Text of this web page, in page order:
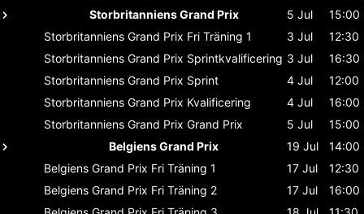
Storbritanniens Grand Prix
5 Jul
15:00
Storbritanniens Grand Prix Fri Träning 1 3 Jul
12:30
Storbritanniens Grand Prix Sprintkvalificering 3 Jul
16:30
Storbritanniens Grand Prix Sprint 4 Jul
12:00
Storbritanniens Grand Prix Kvalificering 4 Jul
16:00
Storbritanniens Grand Prix Grand Prix 5 Jul
15:00
Belgiens Grand Prix
19 Jul
14:00
Belgiens Grand Prix Fri Träning 1 17 Jul
12:30
Belgiens Grand Prix Fri Träning 2 17 Jul
16:00